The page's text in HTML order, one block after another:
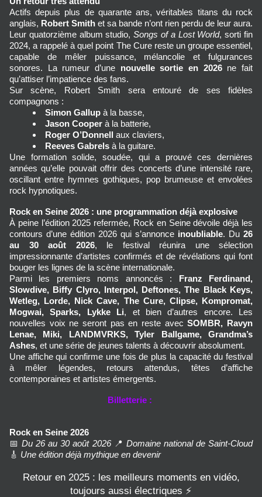
Actifs depuis plus de quarante ans, véritables titans du rock
anglais, Robert Smith et sa bande n’ont rien perdu de leur aura.
Leur quatorzième album studio, Songs of a Lost World, sorti fin
2024, a rappelé à quel point The Cure reste un groupe essentiel,
capable de mêler puissance, mélancolie et fulgurances
sonores. La rumeur d’une nouvelle sortie en 2026 ne fait
qu’attiser l’impatience des fans.
Sur scène, Robert Smith sera entouré de ses fidèles
compagnons :
Simon Gallup à la basse,
Jason Cooper à la batterie,
Roger O’Donnell aux claviers,
Reeves Gabrels à la guitare.
Une formation solide, soudée, qui a prouvé ces dernières
années qu’elle pouvait offrir des concerts d’une intensité rare,
oscillant entre hymnes gothiques, pop brumeuse et envolées
rock hypnotiques.
Rock en Seine 2026 : une programmation déjà explosive
À peine l’édition 2025 refermée, Rock en Seine dévoile déjà les
contours d’une édition 2026 qui s’annonce inoubliable. Du 26
au 30 août 2026, le festival réunira une sélection
impressionnante d’artistes confirmés et de révélations qui font
bouger les lignes de la scène internationale.
Parmi les premiers noms annoncés : Franz Ferdinand,
Slowdive, Biffy Clyro, Interpol, Deftones, The Black Keys,
Wetleg, Lorde, Nick Cave, The Cure, Clipse, Kompromat,
Mogwai, Sparks, Lykke Li, et bien d’autres encore. Les
nouvelles voix ne seront pas en reste avec SOMBR, Ravyn
Lenae, Miki, LANDMVRKS, Tyler Ballgame, Grandma’s
Ashes, et une série de jeunes talents à découvrir absolument.
Une affiche qui confirme une fois de plus la capacité du festival
à mêler légendes, retours attendus, têtes d’affiche
contemporaines et artistes émergents.
Billetterie :
Rock en Seine 2026
📅 Du 26 au 30 août 2026 📍 Domaine national de Saint-Cloud
🎸 Une édition déjà mythique en devenir
Retour en 2025 : les meilleurs moments en vidéo,
toujours aussi électriques ⚡